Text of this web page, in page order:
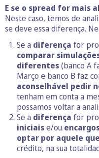
E se o spread for mais
Neste caso, temos de
se deve essa diferença.
Se a diferença for
comparar
diferentes(banco A
Março e banco B faz
aconselhável pedir
tenham em conta a
possamos voltar a
Se a diferença for
iniciaise/ou
optar por aquele
crédito, na sua